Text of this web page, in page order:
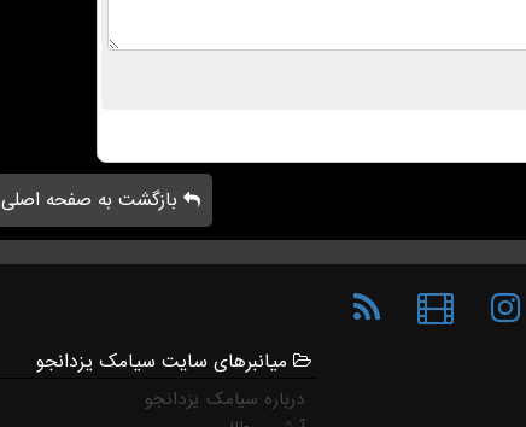
بازگشت به صفحه اصلی
میانبرهای سایت سیامک یزدانجو
درباره سیامک یزدانجو